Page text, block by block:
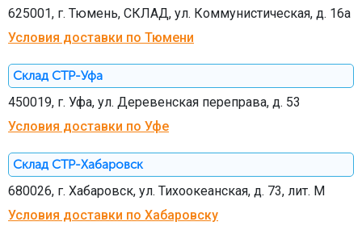
625001, г. Тюмень, СКЛАД, ул. Коммунистическая, д. 16а
Условия доставки по Тюмени
Склад СТР-Уфа
450019, г. Уфа, ул. Деревенская переправа, д. 53
Условия доставки по Уфе
Склад СТР-Хабаровск
680026, г. Хабаровск, ул. Тихоокеанская, д. 73, лит. М
Условия доставки по Хабаровску